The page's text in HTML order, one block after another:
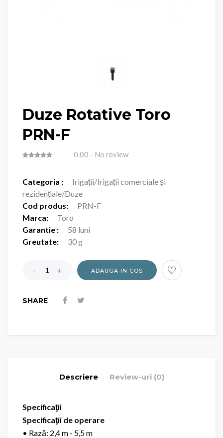
Duze Rotative Toro
PRN-F
0.00 - No review
Categoria :
Irigații/Irigații comerciale și
rezidențiale/Duze
Cod produs:
PRN-F
Marca:
Toro
Garantie :
58 luni
Greutate:
30 g
ADAUGA IN COS
SHARE
Descriere Review-uri (0)
Specificaţii
Specificaţii de operare
• Rază: 2,4 m - 5,5 m